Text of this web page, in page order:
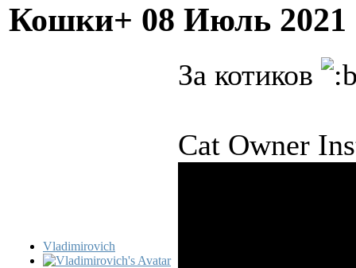
Кошки+ 08 Июль
Vladimirovich
За котиков
Cat Owner